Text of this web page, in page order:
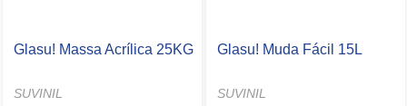
Glasu! Massa Acrílica 25KG
SUVINIL
Glasu! Muda Fácil 15L
SUVINIL